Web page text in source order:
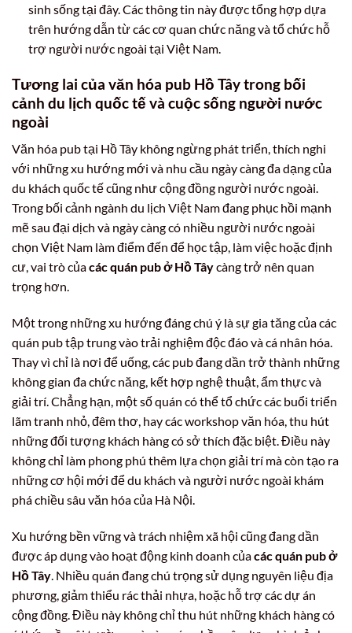
sinh sống tại đây. Các thông tin này được tổng hợp dựa
trên hướng dẫn từ các cơ quan chức năng và tổ chức hỗ
trợ người nước ngoài tại Việt Nam.
Tương lai của văn hóa pub Hồ Tây trong bối
cảnh du lịch quốc tế và cuộc sống người nước
ngoài
Văn hóa pub tại Hồ Tây không ngừng phát triển, thích nghi
với những xu hướng mới và nhu cầu ngày càng đa dạng của
du khách quốc tế cũng như cộng đồng người nước ngoài.
Trong bối cảnh ngành du lịch Việt Nam đang phục hồi mạnh
mẽ sau đại dịch và ngày càng có nhiều người nước ngoài
chọn Việt Nam làm điểm đến để học tập, làm việc hoặc định
cư, vai trò củacác quán pub ở Hồ Tâycàng trở nên quan
trọng hơn.
Một trong những xu hướng đáng chú ý là sự gia tăng của các
quán pub tập trung vào trải nghiệm độc đáo và cá nhân hóa.
Thay vì chỉ là nơi để uống, các pub đang dần trở thành những
không gian đa chức năng, kết hợp nghệ thuật, ẩm thực và
giải trí. Chẳng hạn, một số quán có thể tổ chức các buổi triển
lãm tranh nhỏ, đêm thơ, hay các workshop văn hóa, thu hút
những đối tượng khách hàng có sở thích đặc biệt. Điều này
không chỉ làm phong phú thêm lựa chọn giải trí mà còn tạo ra
những cơ hội mới để du khách và người nước ngoài khám
phá chiều sâu văn hóa của Hà Nội.
Xu hướng bền vững và trách nhiệm xã hội cũng đang dần
được áp dụng vào hoạt động kinh doanh củacác quán pub ở
Hồ Tây. Nhiều quán đang chú trọng sử dụng nguyên liệu địa
phương, giảm thiểu rác thải nhựa, hoặc hỗ trợ các dự án
cộng đồng. Điều này không chỉ thu hút những khách hàng có